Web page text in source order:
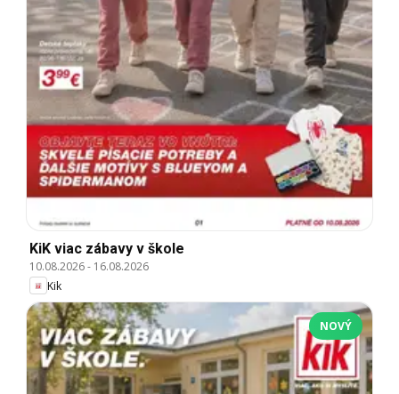
KiK viac zábavy v škole
10.08.2026- 16.08.2026
Kik
NOVÝ